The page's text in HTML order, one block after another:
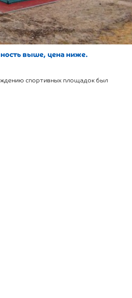
выше, цена ниже.
спортивных площадок был